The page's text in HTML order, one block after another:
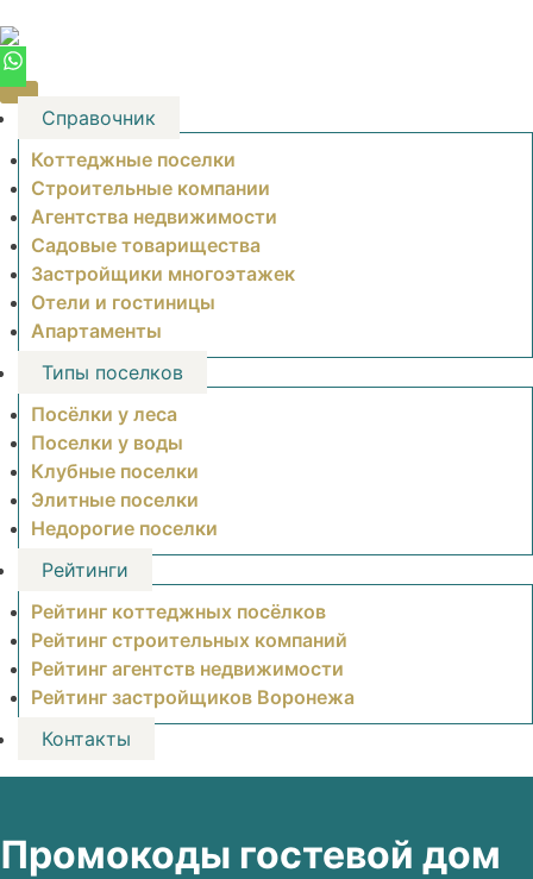
to
content
Справочник
Коттеджные поселки
Строительные компании
Агентства недвижимости
Садовые товарищества
Застройщики многоэтажек
Отели и гостиницы
Апартаменты
Типы поселков
Посёлки у леса
Поселки у воды
Клубные поселки
Элитные поселки
Недорогие поселки
Рейтинги
Рейтинг коттеджных посёлков
Рейтинг строительных компаний
Рейтинг агентств недвижимости
Рейтинг застройщиков Воронежа
Контакты
Промокоды гостевой дом